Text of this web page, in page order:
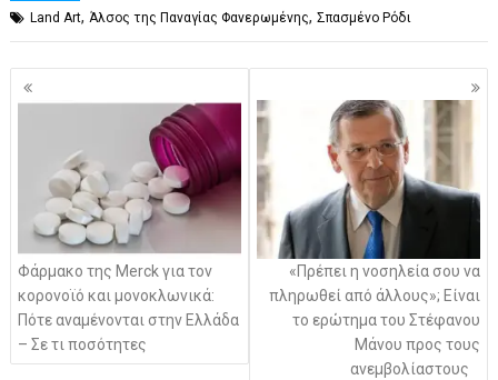
Land Art,Άλσος της Παναγίας Φανερωμένης,Σπασμένο Ρόδι
Πλοήγηση
άρθρων
Φάρμακο της Merck για τον
κορονοϊό και μονοκλωνικά:
Πότε αναμένονται στην Ελλάδα
– Σε τι ποσότητες
«Πρέπει η νοσηλεία σου να
πληρωθεί από άλλους»; Είναι
το ερώτημα του Στέφανου
Μάνου προς τους
ανεμβολίαστους